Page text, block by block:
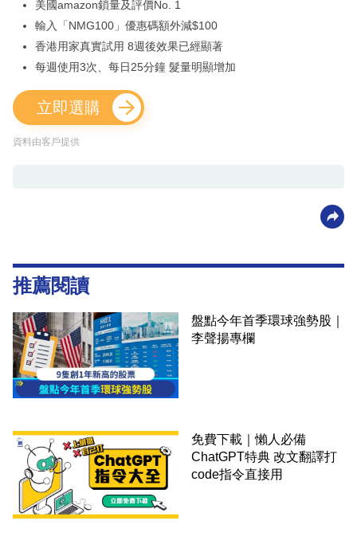
美國amazon鎖量及評價No. 1
輸入「NMG100」優惠碼額外減$100
香港用家真實試用 8週後效果已經顯著
每週使用3次、每日25分鐘 髮量明顯增加
立即選購
資料由客戶提供
推薦閱讀
盤點今年首季環球強勢股｜
李聲揚專欄
免費下載｜懶人必備
ChatGPT特典 改文翻譯打
code指令直接用